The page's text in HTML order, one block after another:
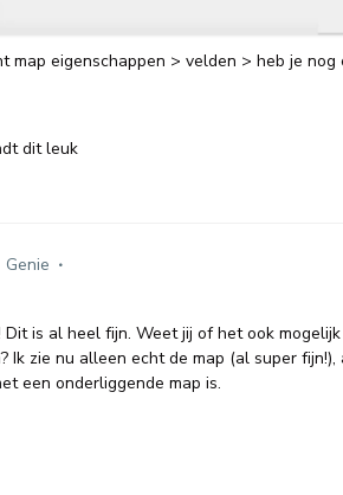
map eigenschappen > velden > heb je
dit leuk
Genie
is al heel fijn. Weet jij of het ook
Ik zie nu alleen echt de map (al super
een onderliggende map is.